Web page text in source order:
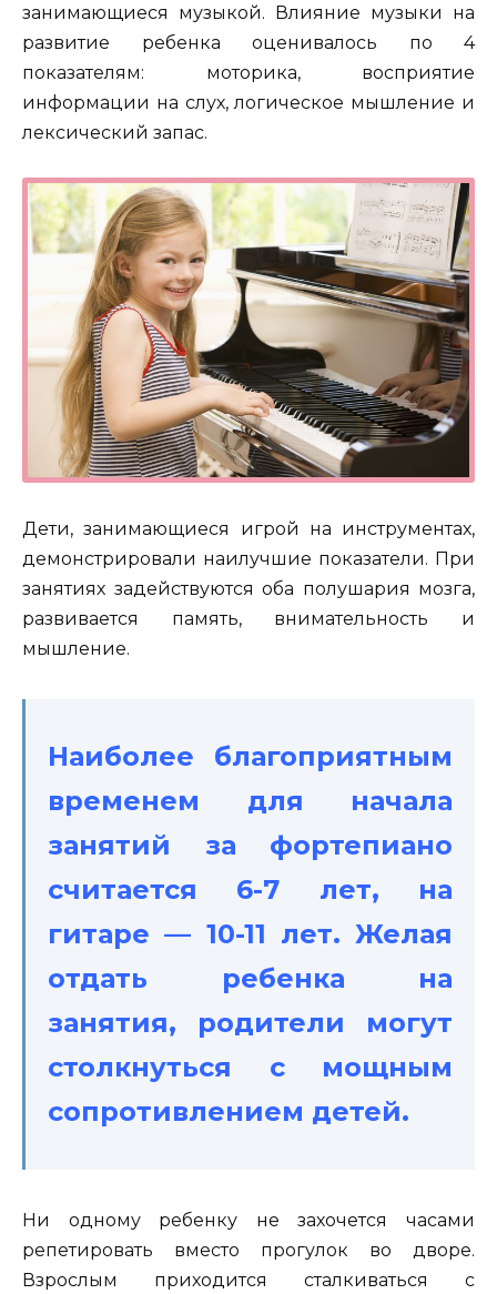
занимающиеся музыкой. Влияние музыки на
развитие ребенка оценивалось по 4
показателям: моторика, восприятие
информации на слух, логическое мышление и
лексический запас.
Дети, занимающиеся игрой на инструментах,
демонстрировали наилучшие показатели. При
занятиях задействуются оба полушария мозга,
развивается память, внимательность и
мышление.
Наиболее благоприятным
временем для начала
занятий за фортепиано
считается 6-7 лет, на
гитаре — 10-11 лет. Желая
отдать ребенка на
занятия, родители могут
столкнуться с мощным
сопротивлением детей.
Ни одному ребенку не захочется часами
репетировать вместо прогулок во дворе.
Взрослым приходится сталкиваться с